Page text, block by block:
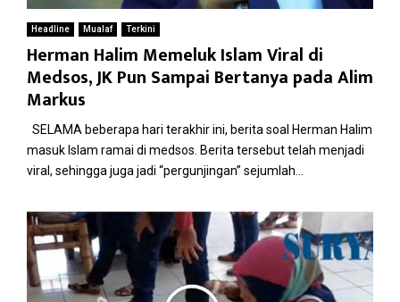
Headline Mualaf Terkini
Herman Halim Memeluk Islam Viral di
Medsos, JK Pun Sampai Bertanya pada Alim
Markus
SELAMA beberapa hari terakhir ini, berita soal Herman Halim
masuk Islam ramai di medsos. Berita tersebut telah menjadi
viral, sehingga juga jadi “pergunjingan” sejumlah...